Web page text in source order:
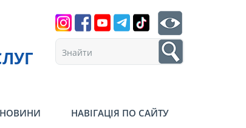
1
НОВИНИ НАВІГАЦІЯ ПО САЙТУ